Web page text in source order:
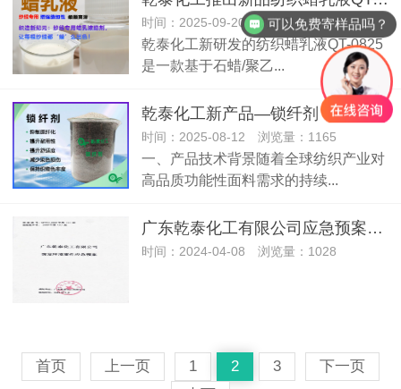
时间：2025-09-20 浏览量：886
乾泰化工新研发的纺织蜡乳液QT-0825
是一款基于石蜡/聚乙...
乾泰化工新产品—锁纤剂（抗原纤化整理剂），开启功能纺织品耐久新时代
时间：2025-08-12 浏览量：1165
一、产品技术背景随着全球纺织产业对
高品质功能性面料需求的持续...
广东乾泰化工有限公司应急预案报告
时间：2024-04-08 浏览量：1028
首页 上一页 1 2 3
下一页
可以免费寄样品吗？